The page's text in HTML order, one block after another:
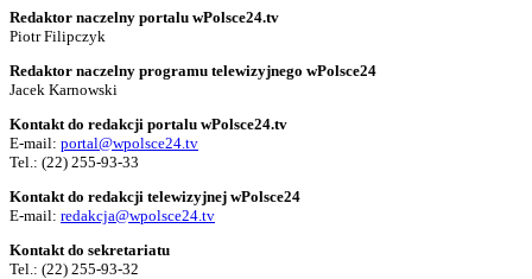
Redaktor naczelny portalu wPolsce24.tv
Piotr Filipczyk
Redaktor naczelny programu telewizyjnego wPolsce24
Jacek Karnowski
Kontakt do redakcji portalu wPolsce24.tv
E-mail: portal@wpolsce24.tv
Tel.: (22) 255-93-33
Kontakt do redakcji telewizyjnej wPolsce24
E-mail: redakcja@wpolsce24.tv
Kontakt do sekretariatu
Tel.: (22) 255-93-32